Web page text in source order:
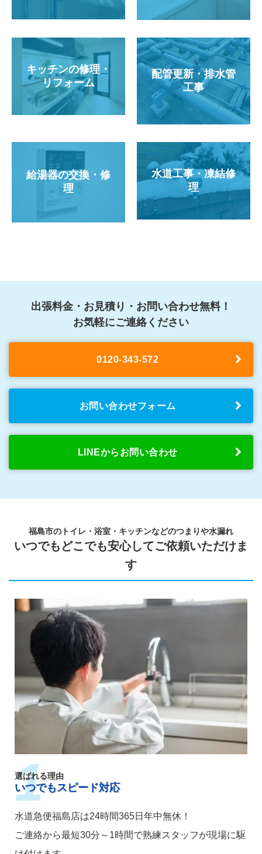
キッチンの修理・
リフォーム
配管更新・排水管
工事
給湯器の交換・修
理
水道工事・凍結修
理
出張料金・お見積り・お問い合わせ無料！
お気軽にご連絡ください
0120-343-572
お問い合わせフォーム
LINEからお問い合わせ
福島市のトイレ・浴室・キッチンなどのつまりや水漏れ
いつでもどこでも安心してご依頼いただけま
す
選ばれる理由
いつでもスピード対応
水道急便福島店は24時間365日年中無休！
ご連絡から最短30分～1時間で熟練スタッフが現場に駆